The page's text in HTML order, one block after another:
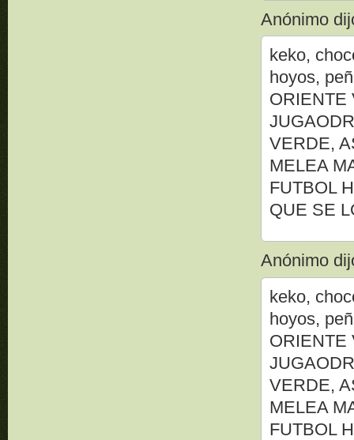
Anónimo
keko,
hoyos,
ORIENTE
VERDE,
MELEA
FUTBOL
QUE SE
Anónimo
keko,
hoyos,
ORIENTE
VERDE,
MELEA
FUTBOL